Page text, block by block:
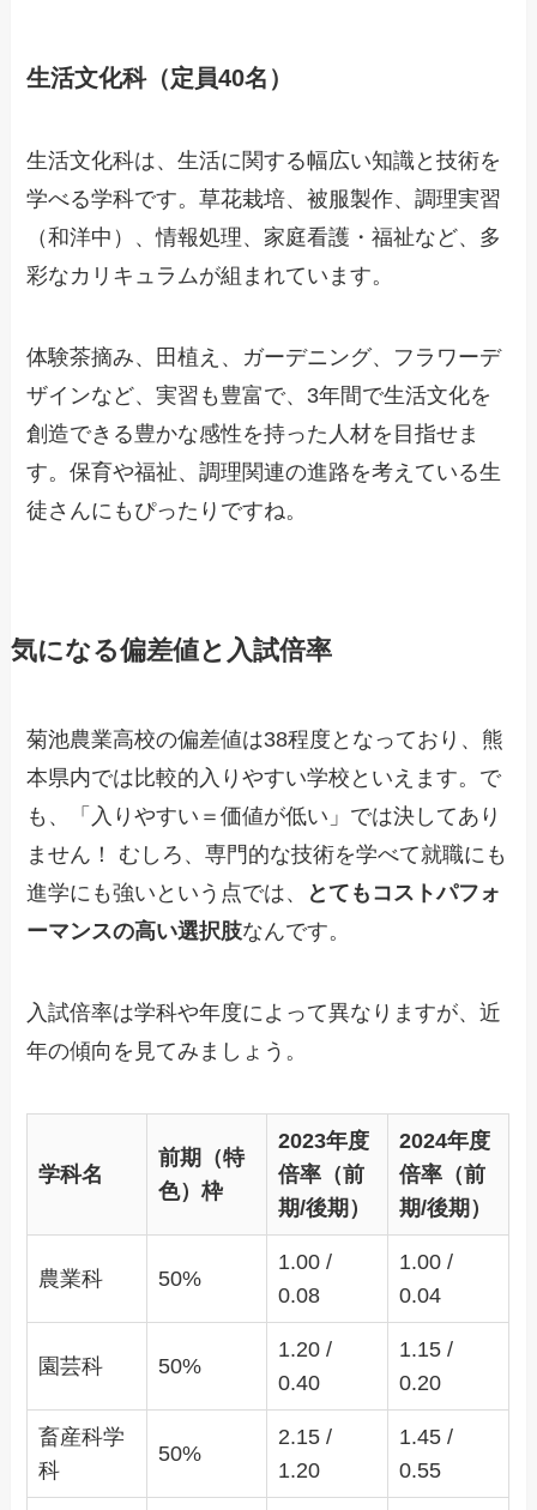
生活文化科（定員40名）
生活文化科は、生活に関する幅広い知識と技術を
学べる学科です。草花栽培、被服製作、調理実習
（和洋中）、情報処理、家庭看護・福祉など、多
彩なカリキュラムが組まれています。
体験茶摘み、田植え、ガーデニング、フラワーデ
ザインなど、実習も豊富で、3年間で生活文化を
創造できる豊かな感性を持った人材を目指せま
す。保育や福祉、調理関連の進路を考えている生
徒さんにもぴったりですね。
気になる偏差値と入試倍率
菊池農業高校の偏差値は38程度となっており、熊
本県内では比較的入りやすい学校といえます。で
も、「入りやすい＝価値が低い」では決してあり
ません！ むしろ、専門的な技術を学べて就職にも
進学にも強いという点では、
とてもコストパフォ
ーマンスの高い選択肢なんです。
入試倍率は学科や年度によって異なりますが、近
年の傾向を見てみましょう。
学科名
前期（特
色）枠
2023年度
倍率（前
期/後期）
2024年度
倍率（前
期/後期）
農業科 50%
1.00 /
0.08
1.00 /
0.04
園芸科 50%
1.20 /
0.40
1.15 /
0.20
畜産科学
科
50%
2.15 /
1.20
1.45 /
0.55